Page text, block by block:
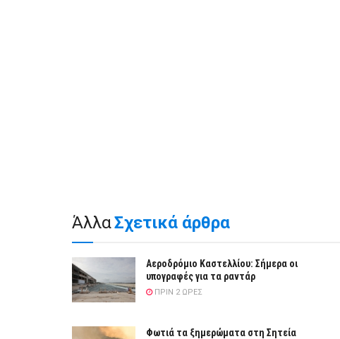
ΆλλαΣχετικά άρθρα
Αεροδρόμιο Καστελλίου: Σήμερα οι
υπογραφές για τα ραντάρ
ΠΡΙΝ 2 ΏΡΕΣ
Φωτιά τα ξημερώματα στη Σητεία